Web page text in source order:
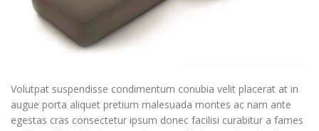
Volutpat suspendisse condimentum conubia velit placerat at in
augue porta aliquet pretium malesuada montes ac nam ante
egestas cras consectetur ipsum donec facilisi curabitur a fames